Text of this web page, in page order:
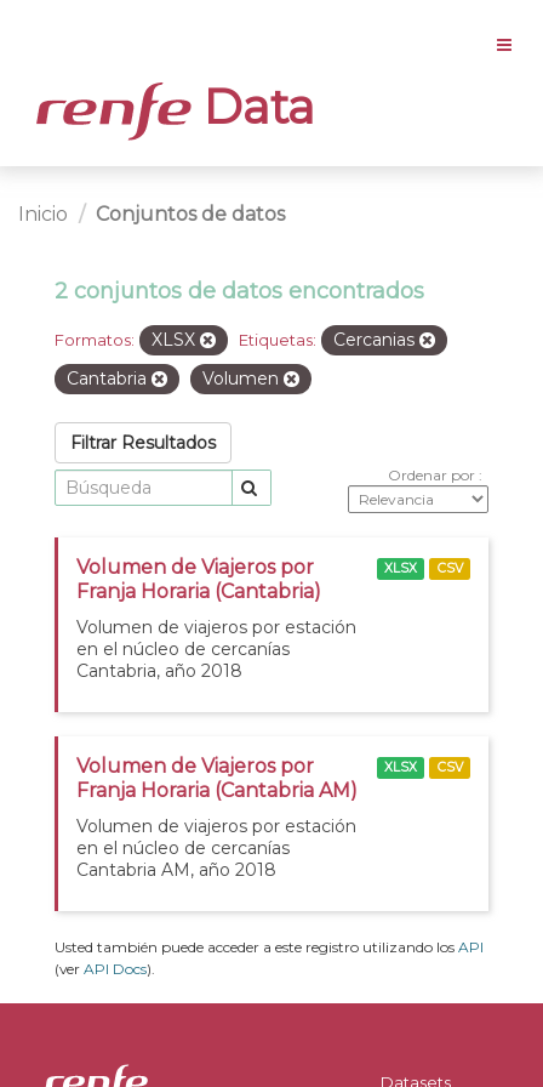
Data
Inicio Conjuntos de datos
2 conjuntos de datos encontrados
Formatos: XLSX Etiquetas:
Cercanias
Cantabria
Volumen
Filtrar Resultados
Ordenar por
Volumen de Viajeros por
Franja Horaria (Cantabria)
Volumen de viajeros por estación
en el núcleo de cercanías
Cantabria, año 2018
XLSX CSV
Volumen de Viajeros por
Franja Horaria (Cantabria AM)
Volumen de viajeros por estación
en el núcleo de cercanías
Cantabria AM, año 2018
XLSX CSV
Usted también puede acceder a este registro utilizando los API
(ver API Docs).
Datasets